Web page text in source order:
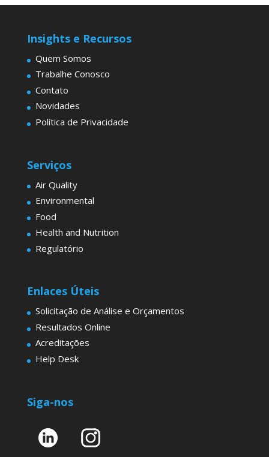
Insights e Recursos
Quem Somos
Trabalhe Conosco
Contato
Novidades
Política de Privacidade
Serviços
Air Quality
Environmental
Food
Health and Nutrition
Regulatório
Enlaces Úteis
Solicitação de Análise e Orçamentos
Resultados Online
Acreditações
Help Desk
Siga-nos